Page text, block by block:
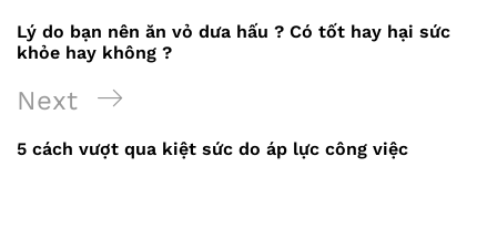
hướng
bài
Post
Lý do bạn nên ăn vỏ dưa hấu ? Có tốt hay hại sức
khỏe hay không ?
Next
Post
Next
5 cách vượt qua kiệt sức do áp lực công việc